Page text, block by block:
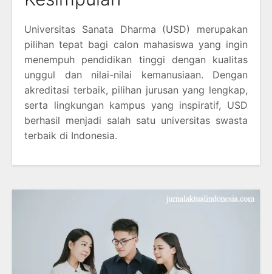
Universitas Sanata Dharma (USD) merupakan
pilihan tepat bagi calon mahasiswa yang ingin
menempuh pendidikan tinggi dengan kualitas
unggul dan nilai-nilai kemanusiaan. Dengan
akreditasi terbaik, pilihan jurusan yang lengkap,
serta lingkungan kampus yang inspiratif, USD
berhasil menjadi salah satu universitas swasta
terbaik di Indonesia.